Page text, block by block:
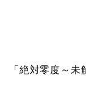
「絶対零度～